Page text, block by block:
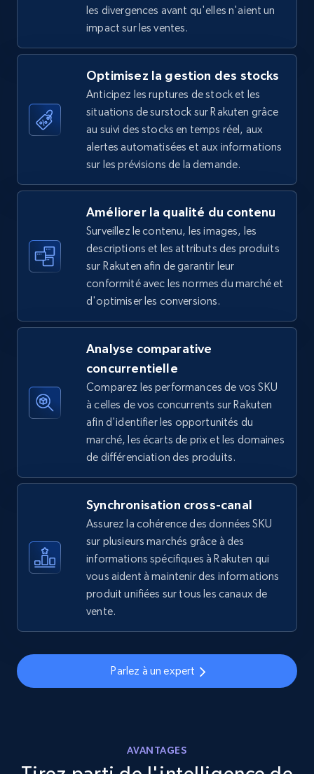
TikTok Shop - discover records by shop url
URL, Title, Available, Description, Currency, Initial
price, Final price, Discount percent, and more.
667+ Commencer
Amazon sellers info
Seller id, URL, Seller name, Description, Detailed
info, Stars, Feedbacks, Return policy, and more.
378+ Commencer
URL, Product id, Title, Seller name, Seller rating,
Seller reviews, Breadcrumbs, Root category, and
Commencer
eBay - Gather data on products using
specified keywords
URL, Product id, Title, Seller name, Seller rating,
Seller reviews, Breadcrumbs, Root category, and
Seller reviews, Breadcrumbs, Root category, and
more.
les divergences avant qu'elles n'aient un
impact sur les ventes.
Optimisez la gestion des stocks
Anticipez les ruptures de stock et les
situations de surstock sur Rakuten grâce
au suivi des stocks en temps réel, aux
alertes automatisées et aux informations
sur les prévisions de la demande.
Améliorer la qualité du contenu
Surveillez le contenu, les images, les
descriptions et les attributs des produits
sur Rakuten afin de garantir leur
conformité avec les normes du marché et
d'optimiser les conversions.
Analyse comparative
concurrentielle
Comparez les performances de vos SKU
à celles de vos concurrents sur Rakuten
afin d'identifier les opportunités du
marché, les écarts de prix et les domaines
de différenciation des produits.
Synchronisation cross-canal
Assurez la cohérence des données SKU
sur plusieurs marchés grâce à des
informations spécifiques à Rakuten qui
vous aident à maintenir des informations
produit unifiées sur tous les canaux de
vente.
Parlez à un expert
AVANTAGES